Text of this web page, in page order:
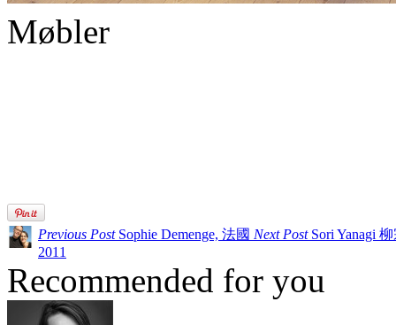
Møbler
Previous Post Sophie Demenge, 法國 Next Post Sori Yanagi
2011
Recommended for you